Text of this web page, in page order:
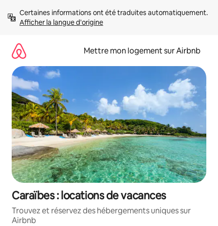
directement
Afficher la langue d'origine
Mettre mon logement sur Airbnb
Caraïbes : locations de vacances
Trouvez et réservez des hébergements uniques sur
Airbnb